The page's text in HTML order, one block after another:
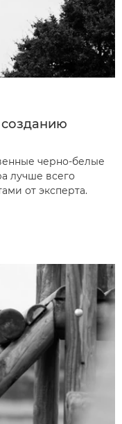
черно-белые
лучше всего
от эксперта.